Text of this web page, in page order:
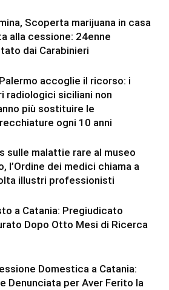
Scoperta marijuana in casa
alla cessione: 24enne
dai Carabinieri
accoglie il ricorso: i
radiologici siciliani non
più sostituire le
ogni 10 anni
sulle malattie rare al museo
l’Ordine dei medici chiama a
illustri professionisti
a Catania: Pregiudicato
Dopo Otto Mesi di Ricerca
Domestica a Catania:
Denunciata per Aver Ferito la